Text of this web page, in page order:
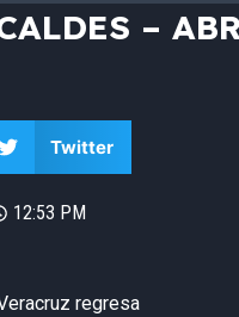
–
Twitter
12:53 PM
regresa